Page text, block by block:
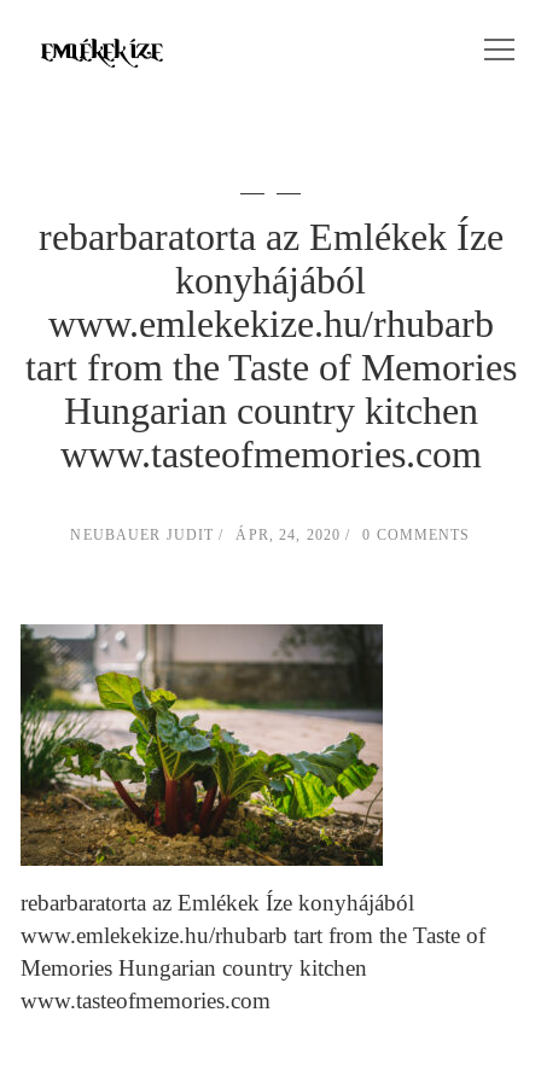
rebarbaratorta az Emlékek Íze
konyhájából
www.emlekekize.hu/rhubarb
tart from the Taste of Memories
Hungarian country kitchen
www.tasteofmemories.com
NEUBAUER JUDIT ÁPR, 24, 2020 0 COMMENTS
rebarbaratorta az Emlékek Íze konyhájából
www.emlekekize.hu/rhubarb tart from the Taste of
Memories Hungarian country kitchen
www.tasteofmemories.com